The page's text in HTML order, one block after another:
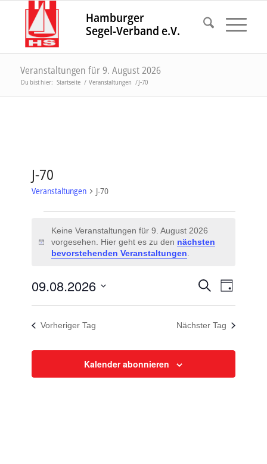
Hamburger
Segel-Verband e.V.
Veranstaltungen für 9. August 2026
Du bist hier: Startseite / Veranstaltungen /J-70
J-70
Veranstaltungen J-70
für
2026
Hinweis
Keine Veranstaltungen für 9. August 2026
vorgesehen. Hier geht es zu den nächsten
bevorstehenden Veranstaltungen
Suche
und
SucheTag
09.08.2026
Vorheriger Tag Nächster Tag
Kalender abonnieren